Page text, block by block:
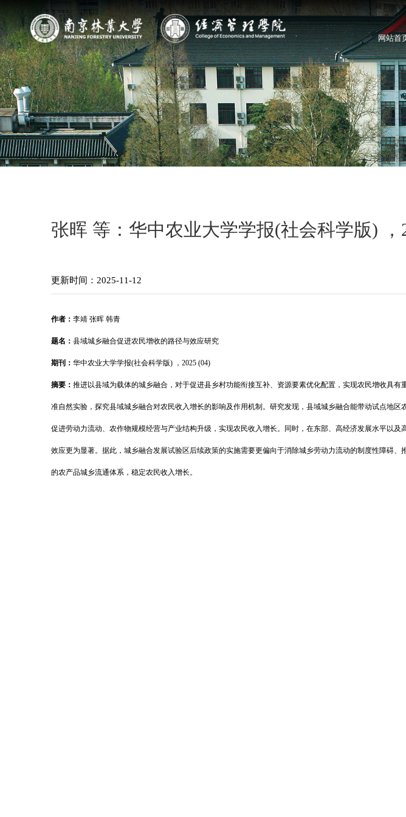
网站首
张晖 等：华中农业大学学报(社会科学版) ，
更新时间：2025-11-12
作者： 李靖 张晖 韩青
题名： 县域城乡融合促进农民增收的路径与效应研究
期刊： 华中农业大学学报(社会科学版) ，2025 (04)
摘要： 推进以县域为载体的城乡融合，对于促进县乡村功能衔接互补、资源要素优化配置，实现农民增收具有
准自然实验，探究县域城乡融合对农民收入增长的影响及作用机制。研究发现，县域城乡融合能带动试点地区
促进劳动力流动、农作物规模经营与产业结构升级，实现农民收入增长。同时，在东部、高经济发展水平以及
效应更为显著。据此，城乡融合发展试验区后续政策的实施需要更偏向于消除城乡劳动力流动的制度性障碍
的农产品城乡流通体系，稳定农民收入增长。